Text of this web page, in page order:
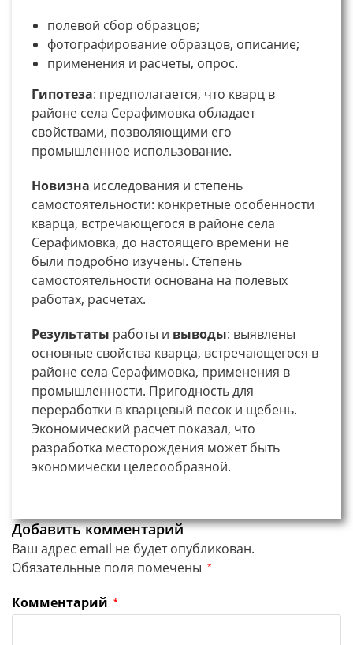
полевой сбор образцов;
фотографирование образцов, описание;
применения и расчеты, опрос.
Гипотеза: предполагается, что кварц в
районе села Серафимовка обладает
свойствами, позволяющими его
промышленное использование.
Новизна исследования и степень
самостоятельности: конкретные особенности
кварца, встречающегося в районе села
Серафимовка, до настоящего времени не
были подробно изучены. Степень
самостоятельности основана на полевых
работах, расчетах.
Результаты работы и выводы: выявлены
основные свойства кварца, встречающегося в
районе села Серафимовка, применения в
промышленности. Пригодность для
переработки в кварцевый песок и щебень.
Экономический расчет показал, что
разработка месторождения может быть
экономически целесообразной.
Добавить комментарий
Ваш адрес email не будет опубликован.
Обязательные поля помечены *
Комментарий *